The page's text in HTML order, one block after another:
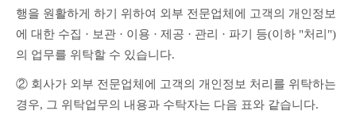
행을 원활하게 하기 위하여 외부 전문업체에 고객의 개인정보
에 대한 수집 · 보관 · 이용 · 제공 · 관리 · 파기 등(이하 "처리")
의 업무를 위탁할 수 있습니다.
② 회사가 외부 전문업체에 고객의 개인정보 처리를 위탁하는
경우, 그 위탁업무의 내용과 수탁자는 다음 표와 같습니다.